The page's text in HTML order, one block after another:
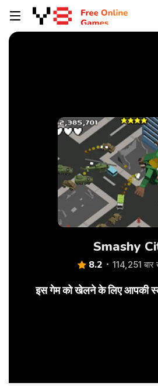
Smashy
8.2 114,251 बार
इस गेम को खेलने के लिए आपकी